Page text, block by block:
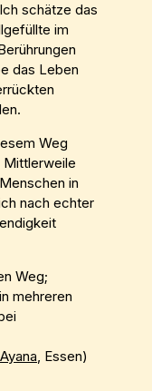
schätze das
im
das Leben
Weg
Mittlerweile
in
nach echter
Weg;
mehreren
Ayana, Essen)